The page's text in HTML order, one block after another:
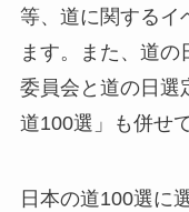
等、道に関するイ
ます。また、道
委員会と道の日選
道100選」も併せ
日本の道100選に